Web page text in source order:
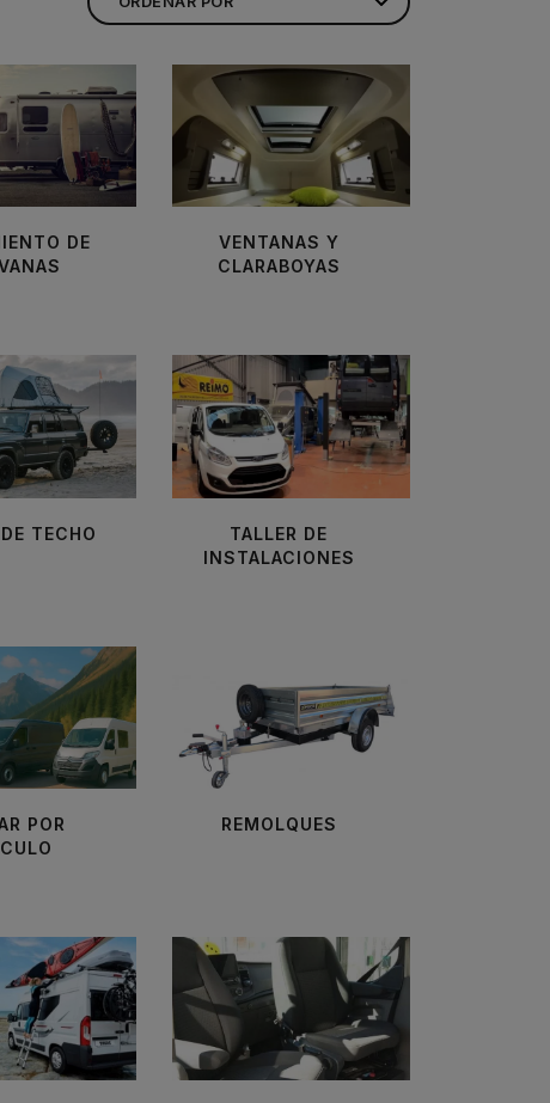
DE
VENTANAS Y
CLARABOYAS
TECHO
TALLER DE
INSTALACIONES
POR
REMOLQUES